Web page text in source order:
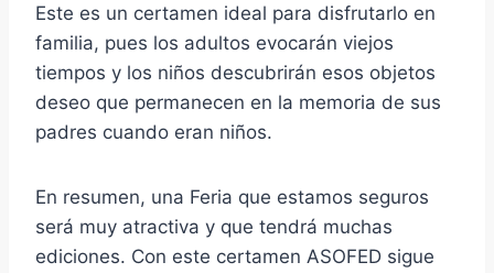
Este es un certamen ideal para disfrutarlo en
familia, pues los adultos evocarán viejos
tiempos y los niños descubrirán esos objetos
deseo que permanecen en la memoria de sus
padres cuando eran niños.
En resumen, una Feria que estamos seguros
será muy atractiva y que tendrá muchas
ediciones. Con este certamen ASOFED sigue